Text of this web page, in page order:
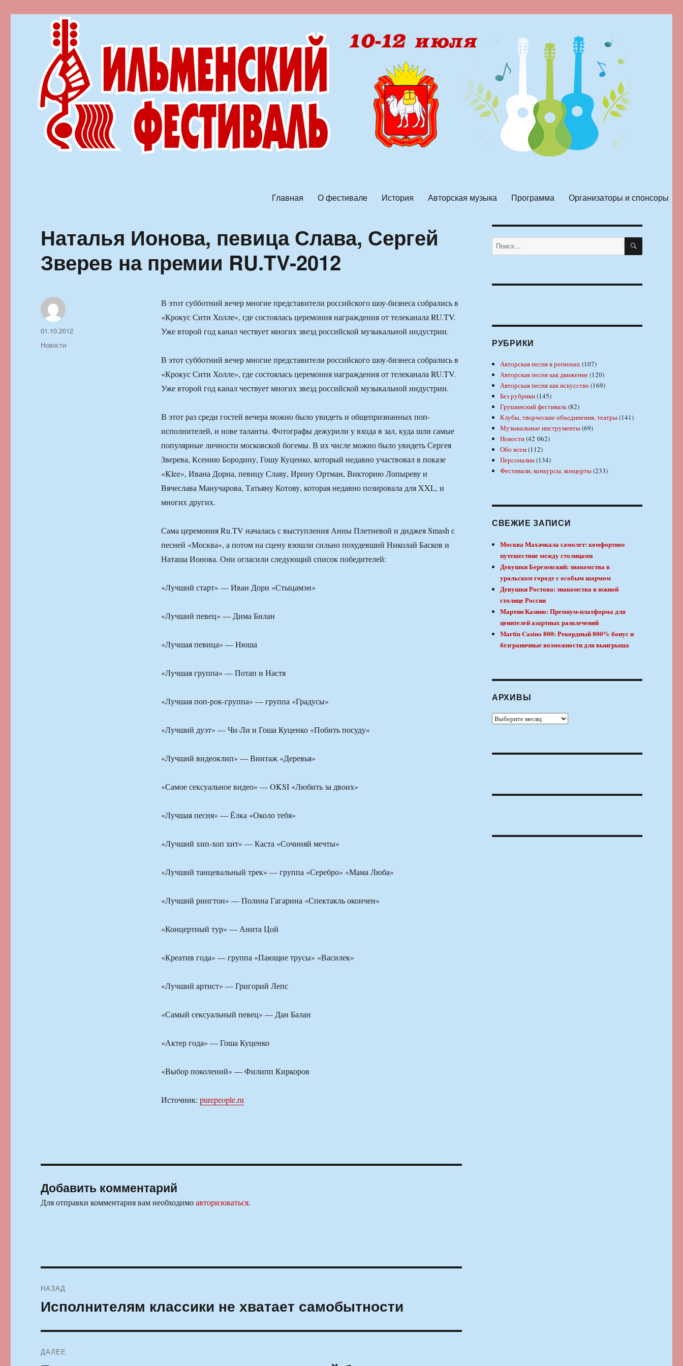
Главная О фестивале История Авторская музыка Программа Организаторы и спонсоры
Наталья Ионова, певица Слава, Сергей
Зверев на премии RU.TV-2012
В этот субботний вечер многие представители российского шоу-бизнеса собрались в
«Крокус Сити Холле», где состоялась церемония награждения от телеканала RU.TV.
Уже второй год канал чествует многих звезд российской музыкальной индустрии.
В этот субботний вечер многие представители российского шоу-бизнеса собрались в
«Крокус Сити Холле», где состоялась церемония награждения от телеканала RU.TV.
Уже второй год канал чествует многих звезд российской музыкальной индустрии.
В этот раз среди гостей вечера можно было увидеть и общепризнанных поп-
исполнителей, и нове таланты. Фотографы дежурили у входа в зал, куда шли самые
популярные личности московской богемы. В их числе можно было увидеть Сергея
Зверева, Ксению Бородину, Гошу Куценко, который недавно участвовал в показе
«Klee», Ивана Дорна, певицу Славу, Ирину Ортман, Викторию Лопыреву и
Вячеслава Манучарова, Татьяну Котову, которая недавно позировала для XXL, и
многих других.
Сама церемония Ru.TV началась с выступления Анны Плетневой и диджея Smash с
песней «Москва», а потом на сцену взошли сильно похудевший Николай Басков и
Наташа Ионова. Они огласили следующий список победителей:
«Лучший старт» — Иван Дорн «Стыцамэн»
«Лучший певец» — Дима Билан
«Лучшая певица» — Нюша
«Лучшая группа» — Потап и Настя
«Лучшая поп-рок-группа» — группа «Градусы»
«Лучший дуэт» — Чи-Ли и Гоша Куценко «Побить посуду»
«Лучший видеоклип» — Винтаж «Деревья»
«Самое сексуальное видео» — OKSI «Любить за двоих»
«Лучшая песня» — Ёлка «Около тебя»
«Лучший хип-хоп хит» — Каста «Сочиняй мечты»
«Лучший танцевальный трек» — группа «Серебро» «Мама Люба»
«Лучший рингтон» — Полина Гагарина «Спектакль окончен»
«Концертный тур» — Анита Цой
«Креатив года» — группа «Пающие трусы» «Василек»
«Лучший артист» — Григорий Лепс
«Самый сексуальный певец» — Дан Балан
«Актер года» — Гоша Куценко
«Выбор поколений» — Филипп Киркоров
Источник: purepeople.ru
Автор
Опубликовано
01.10.2012
Рубрики
Новости
Добавить комментарий
Для отправки комментария вам необходимоавторизоваться.
по
НАЗАД
Предыдущая
Исполнителям классики не хватает самобытности
ДАЛЕЕ
Искать: ПОИСК
РУБРИКИ
Авторская песня в регионах(107)
Авторская песня как движение(120)
Авторская песня как искусство (169)
Без рубрики(145)
Грушинский фестиваль(82)
Клубы, творческие объединения, театры(141)
Музыкальные инструменты(69)
Новости(42 062)
Обо всем(112)
Персоналии(134)
Фестивали, конкурсы, концерты(233)
СВЕЖИЕ ЗАПИСИ
Москва Махачкала самолет: комфортное
путешествие между столицами
Девушки Березовский: знакомства в
уральском городе с особым шармом
Девушки Ростова: знакомства в южной
столице России
Мартин Казино: Премиум-платформа для
ценителей азартных развлечений
Martin Casino 800: Рекордный 800% бонус и
безграничные возможности для выигрыша
АРХИВЫ
Архивы